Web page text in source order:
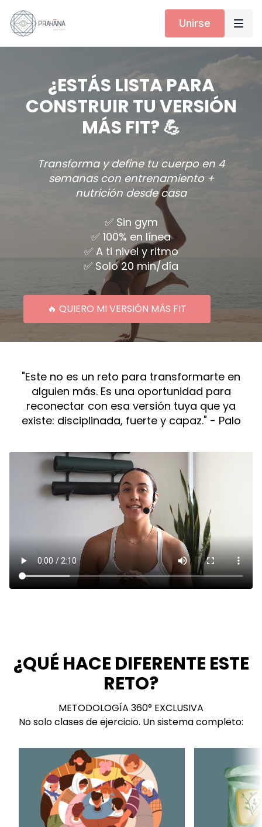
Unirse
¿ESTÁS LISTA PARA
CONSTRUIR TU VERSIÓN
MÁS FIT? 💪
Transforma y define tu cuerpo en 4
semanas con entrenamiento +
nutrición desde casa
✅ Sin gym
✅ 100% en línea
✅ A ti nivel y ritmo
✅ Solo 20 min/día
🔥 QUIERO MI VERSIÓN MÁS FIT
"Este no es un reto para transformarte en
alguien más. Es una oportunidad para
reconectar con esa versión tuya que ya
existe: disciplinada, fuerte y capaz." - Palo
¿QUÉ HACE DIFERENTE ESTE
RETO?
METODOLOGÍA 360° EXCLUSIVA
No solo clases de ejercicio. Un sistema completo: